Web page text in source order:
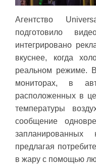
Агентство
подготовило
интегрировано
вкуснее, когда
реальном режиме.
мониторах, в
расположенных в
температуры
сообщение
запланированных
предлагая
в жару с помощью